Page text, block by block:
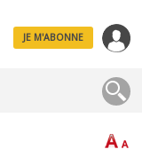
JE M'ABONNE